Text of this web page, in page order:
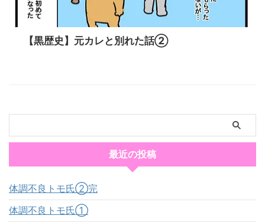
【黒歴史】元カレと別れた話②
最近の投稿
体調不良トモ氏②完
体調不良トモ氏①